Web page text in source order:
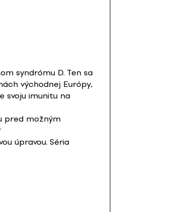
syndrómu D. Ten sa
východnej Európy,
svoju imunitu na
pred možným
úpravou. Séria